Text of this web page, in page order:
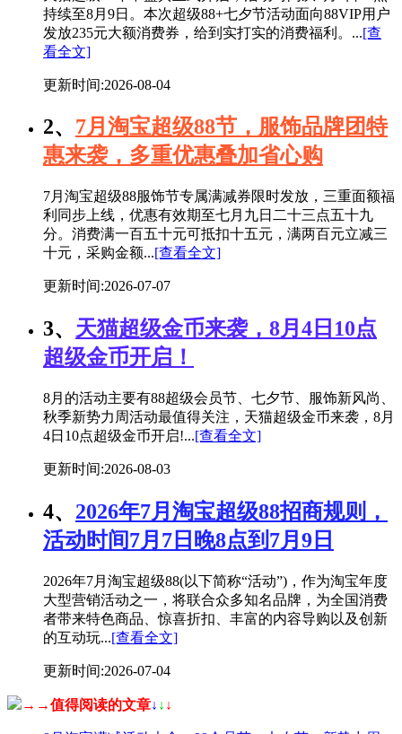
持续至8月9日。本次超级88+七夕节活动面向88VIP用户
发放235元大额消费券，给到实打实的消费福利。...[查
看全文]
更新时间:2026-08-04
2、 7月淘宝超级88节，服饰品牌团特
惠来袭，多重优惠叠加省心购
7月淘宝超级88服饰节专属满减券限时发放，三重面额福
利同步上线，优惠有效期至七月九日二十三点五十九
分。消费满一百五十元可抵扣十五元，满两百元立减三
十元，采购金额...[查看全文]
更新时间:2026-07-07
3、 天猫超级金币来袭，8月4日10点
超级金币开启！
8月的活动主要有88超级会员节、七夕节、服饰新风尚、
秋季新势力周活动最值得关注，天猫超级金币来袭，8月
4日10点超级金币开启!...[查看全文]
更新时间:2026-08-03
4、 2026年7月淘宝超级88招商规则，
活动时间7月7日晚8点到7月9日
2026年7月淘宝超级88(以下简称“活动”)，作为淘宝年度
大型营销活动之一，将联合众多知名品牌，为全国消费
者带来特色商品、惊喜折扣、丰富的内容导购以及创新
的互动玩...[查看全文]
更新时间:2026-07-04
→→值得阅读的文章↓ ↓ ↓